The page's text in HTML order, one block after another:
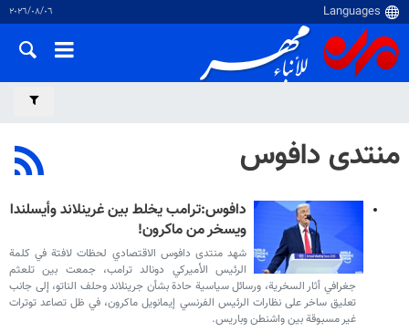
٠٦‏/٠٨‏/٢٠٢٦
منتدى دافوس
دافوس:ترامب يخلط بين غرينلاند وأيسلندا
ويسخر من ماكرون!
شهد منتدى دافوس الاقتصادي لحظات لافتة في كلمة
الرئيس الأميركي دونالد ترامب، جمعت بين تلعثم
جغرافي أثار السخرية، ورسائل سياسية حادة بشأن جرينلاند وحلف الناتو، إلى جانب
تعليق ساخر على نظارات الرئيس الفرنسي إيمانويل ماكرون، في ظل تصاعد توترات
غير مسبوقة بين واشنطن وباريس.